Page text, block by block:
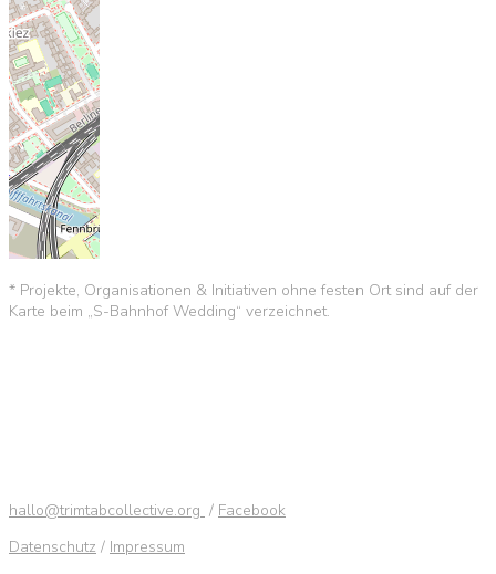
* Projekte, Organisationen & Initiativen ohne festen Ort sind auf der
Karte beim „S-Bahnhof Wedding“ verzeichnet.
hallo@trimtabcollective.org / Facebook
Datenschutz / Impressum